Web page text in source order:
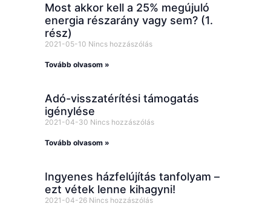
Most akkor kell a 25% megújuló
energia részarány vagy sem? (1.
rész)
2021-05-10 Nincs hozzászólás
Tovább olvasom »
Adó-visszatérítési támogatás
igénylése
2021-04-30 Nincs hozzászólás
Tovább olvasom »
Ingyenes házfelújítás tanfolyam –
ezt vétek lenne kihagyni!
2021-04-26 Nincs hozzászólás